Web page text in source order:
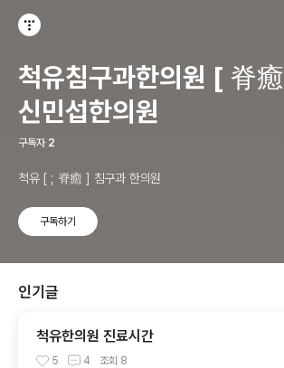
척유침구과한의원 [ 脊癒 ] ::
신민섭한의원
구독자 2
척유 [ ; 脊癒 ] 침구과 한의원
구독하기
인기글
척유한의원 진료시간
5 4 조회 8